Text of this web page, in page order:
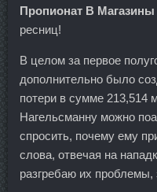
Пропионат В Магазины
ресниц!
В целом за первое
дополнительно было
потери в сумме 213,514
Нагельсманну можно
спросить, почему ему
слова, отвечая на
разгребаю их проблемы,